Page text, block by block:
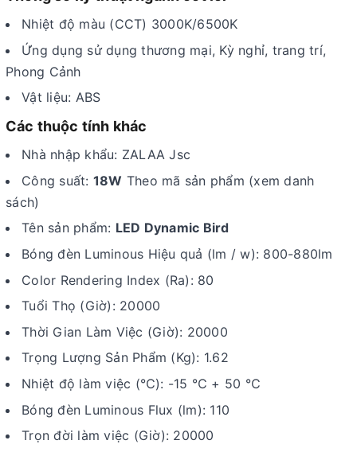
Nhiệt độ màu (CCT) 3000K/6500K
Ứng dụng sử dụng thương mại, Kỳ nghỉ, trang trí,
Phong Cảnh
Vật liệu: ABS
Các thuộc tính khác
Nhà nhập khẩu: ZALAA Jsc
Công suất: 18W Theo mã sản phẩm (xem danh
sách)
Tên sản phẩm: LED Dynamic Bird
Bóng đèn Luminous Hiệu quả (lm / w): 800-880lm
Color Rendering Index (Ra): 80
Tuổi Thọ (Giờ): 20000
Thời Gian Làm Việc (Giờ): 20000
Trọng Lượng Sản Phẩm (Kg): 1.62
Nhiệt độ làm việc (℃): -15 ℃ + 50 ℃
Bóng đèn Luminous Flux (lm): 110
Trọn đời làm việc (Giờ): 20000